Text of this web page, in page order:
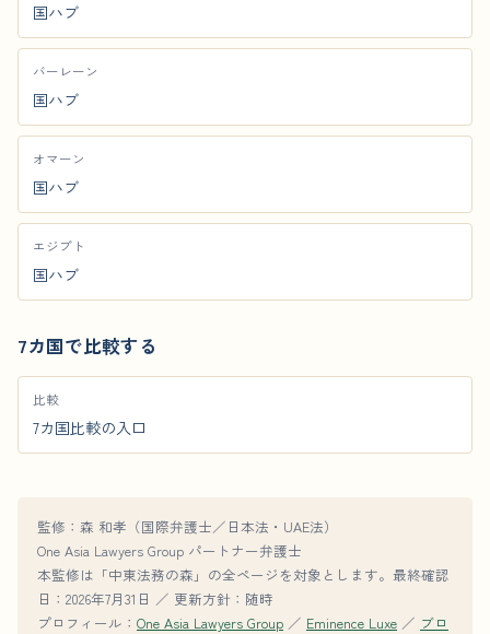
国ハブ
バーレーン
国ハブ
オマーン
国ハブ
エジプト
国ハブ
7カ国で比較する
比較
7カ国比較の入口
監修：森 和孝（国際弁護士／日本法・UAE法）
One Asia Lawyers Group パートナー弁護士
本監修は「中東法務の森」の全ページを対象とします。最終確認
日：2026年7月31日 ／ 更新方針：随時
プロフィール： One Asia Lawyers Group ／ Eminence Luxe ／ ブロ